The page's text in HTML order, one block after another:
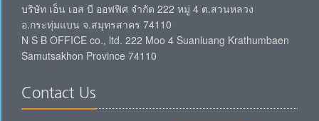
บริษัท เอ็น เอส บี ออฟฟิศ จำกัด 222 หมู่ 4 ต.สวนหลวง
อ.กระทุ่มแบน จ.สมุทรสาคร 74110
N S B OFFICE co., ltd. 222 Moo 4 Suanluang Krathumbaen
Samutsakhon Province 74110
Contact Us